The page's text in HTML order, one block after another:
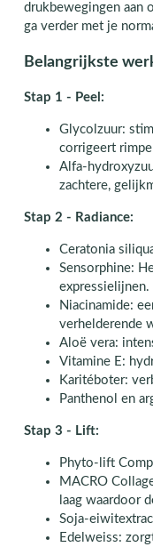
drukbewegingen aan
ga verder met je
Belangrijkste
Stap 1 - Peel:
Glycolzuur:
corrigeert
Alfa-
zachtere,
Stap 2 - Radiance:
Ceratonia
Sensorphine:
expressielijnen.
Niacinamide:
verhelderende
Aloë vera:
Vitamine E:
Karitéboter:
Panthenol en
Stap 3 - Lift:
Phyto-lift
MACRO
laag waardoor
Soja-
Edelweiss: